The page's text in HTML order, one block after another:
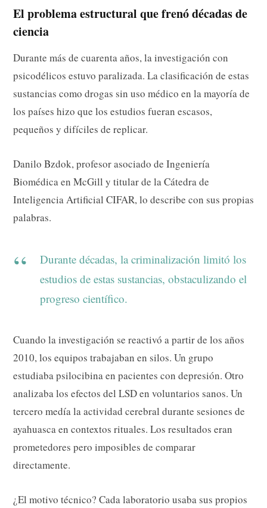
El problema estructural que frenó décadas de
ciencia
Durante más de cuarenta años, la investigación con
psicodélicos estuvo paralizada. La clasificación de estas
sustancias como drogas sin uso médico en la mayoría de
los países hizo que los estudios fueran escasos,
pequeños y difíciles de replicar.
Danilo Bzdok, profesor asociado de Ingeniería
Biomédica en McGill y titular de la Cátedra de
Inteligencia Artificial CIFAR, lo describe con sus propias
palabras.
Durante décadas, la criminalización limitó los
estudios de estas sustancias, obstaculizando el
progreso científico.
Cuando la investigación se reactivó a partir de los años
2010, los equipos trabajaban en silos. Un grupo
estudiaba psilocibina en pacientes con depresión. Otro
analizaba los efectos del LSD en voluntarios sanos. Un
tercero medía la actividad cerebral durante sesiones de
ayahuasca en contextos rituales. Los resultados eran
prometedores pero imposibles de comparar
directamente.
¿El motivo técnico? Cada laboratorio usaba sus propios